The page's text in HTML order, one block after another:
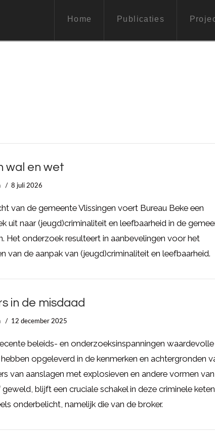
Home Publicaties
wal en wet
8 juli 2026
van de gemeente Vlissingen voert Bureau Beke een
uit naar (jeugd)criminaliteit en leefbaarheid in de
Het onderzoek resulteert in aanbevelingen voor het
van de aanpak van (jeugd)criminaliteit en leefbaarheid.
in de misdaad
12 december 2025
beleids- en onderzoeksinspanningen waardevolle
opgeleverd in de kenmerken en achtergronden
van aanslagen met explosieven en andere vormen van
geweld, blijft een cruciale schakel in deze criminele keten
onderbelicht, namelijk die van de broker.